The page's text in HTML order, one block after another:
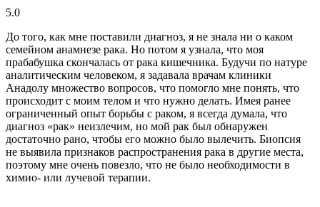
5.0
До того, как мне поставили диагноз, я не знала ни о каком
семейном анамнезе рака. Но потом я узнала, что моя
прабабушка скончалась от рака кишечника. Будучи по натуре
аналитическим человеком, я задавала врачам клиники
Анадолу множество вопросов, что помогло мне понять, что
происходит с моим телом и что нужно делать. Имея ранее
ограниченный опыт борьбы с раком, я всегда думала, что
диагноз «рак» неизлечим, но мой рак был обнаружен
достаточно рано, чтобы его можно было вылечить. Биопсия
не выявила признаков распространения рака в другие места,
поэтому мне очень повезло, что не было необходимости в
химио- или лучевой терапии.